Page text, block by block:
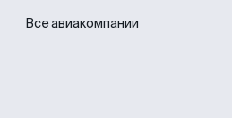
Все авиакомпании